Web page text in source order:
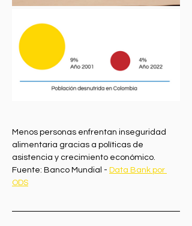
Menos personas enfrentan inseguridad
alimentaria gracias a políticas de
asistencia y crecimiento económico.
Fuente: Banco Mundial - Data Bank por
ODS